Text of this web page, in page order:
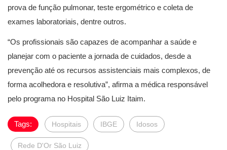
prova de função pulmonar, teste ergométrico e coleta de
exames laboratoriais, dentre outros.
“Os profissionais são capazes de acompanhar a saúde e
planejar com o paciente a jornada de cuidados, desde a
prevenção até os recursos assistenciais mais complexos, de
forma acolhedora e resolutiva”, afirma a médica responsável
pelo programa no Hospital São Luiz Itaim.
Tags: Hospitais IBGE Idosos
Rede D'Or São Luiz